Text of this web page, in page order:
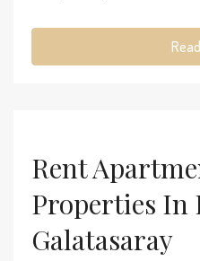
Rent
Properties In
Galatasaray